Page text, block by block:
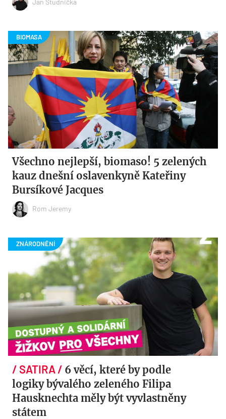
Všechno nejlepší, biomaso! 5 zelených
kauz dnešní oslavenkyně Kateřiny
Bursíkové Jacques
Rom Jeremy
6 věcí, které by podle
logiky bývalého zeleného Filipa
Hausknechta měly být vyvlastněny
státem